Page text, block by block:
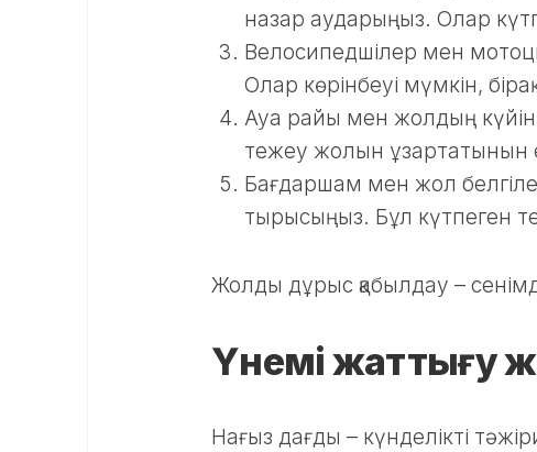
назар аударыңыз. Олар
Велосипедшілер мен
Олар көрінбеуі мүмкін,
Ауа райы мен жолдың
тежеу жолын ұзартатынын
Бағдаршам мен жол
тырысыңыз. Бұл күтпеген
Жолды дұрыс қабылдау – сенімді
Үнемі жаттығу
Нағыз дағды – күнделікті